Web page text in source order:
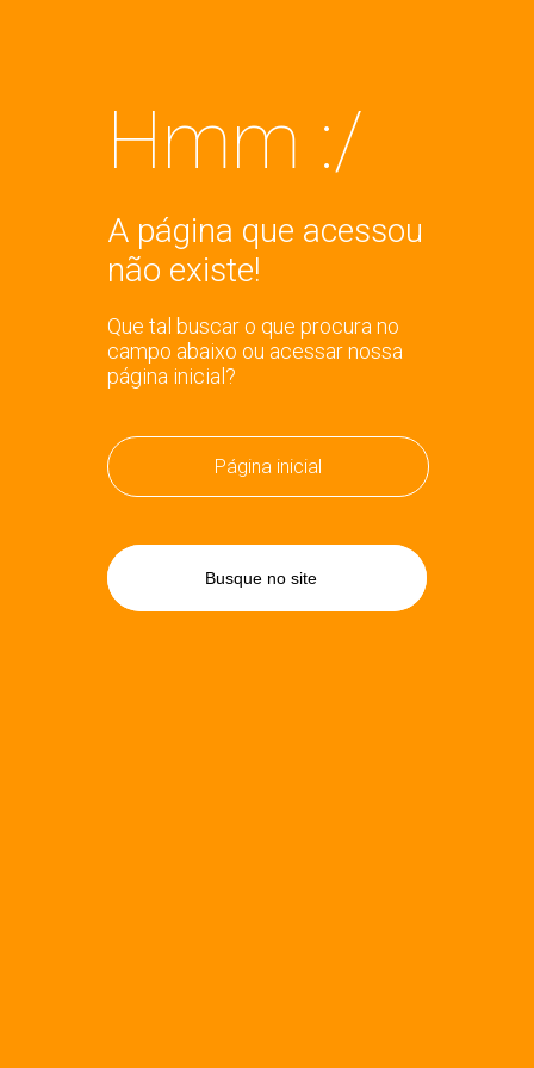
Hmm :/
A página que acessou
não existe!
Que tal buscar o que procura no
campo abaixo ou acessar nossa
página inicial?
Página inicial